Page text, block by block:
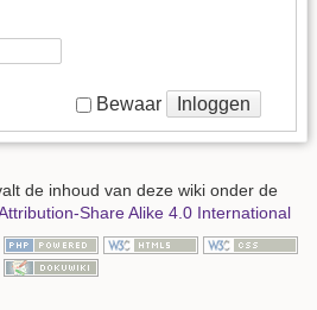
Bewaar Inloggen
de inhoud van deze wiki onder de
Share Alike 4.0 International